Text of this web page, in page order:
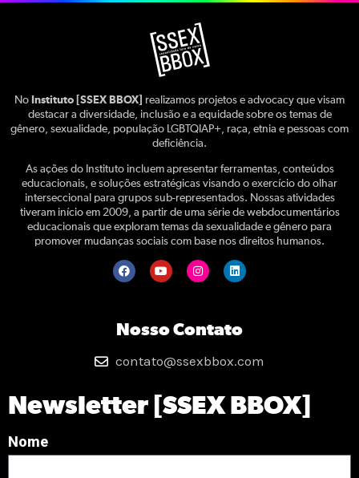
No Instituto [SSEX BBOX]
realizamos projetos e advocacy que visam
destacar a diversidade, inclusão e a equidade sobre os temas de
gênero, sexualidade, população LGBTQIAP+, raça, etnia e pessoas com
deficiência.
As ações do Instituto incluem apresentar ferramentas, conteúdos
educacionais, e soluções estratégicas visando o exercício do olhar
interseccional para grupos sub-representados. Nossas atividades
tiveram início em 2009, a partir de uma série de webdocumentários
educacionais que exploram temas da sexualidade e gênero para
promover mudanças sociais com base nos direitos humanos.
Nosso Contato
contato@ssexbbox.com
Newsletter [SSEX BBOX]
Nome